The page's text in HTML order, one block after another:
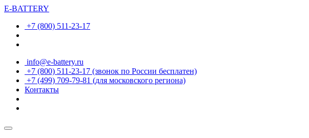
E-BATTERY
+7 (800) 511-23-17
info@e-battery.ru
+7 (800) 511-23-17 (звонок по России бесплатен)
+7 (499) 709-79-81 (для московского региона)
Контакты